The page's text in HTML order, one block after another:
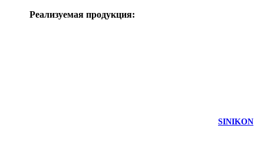
Реализуемая продукция:
SINIKON